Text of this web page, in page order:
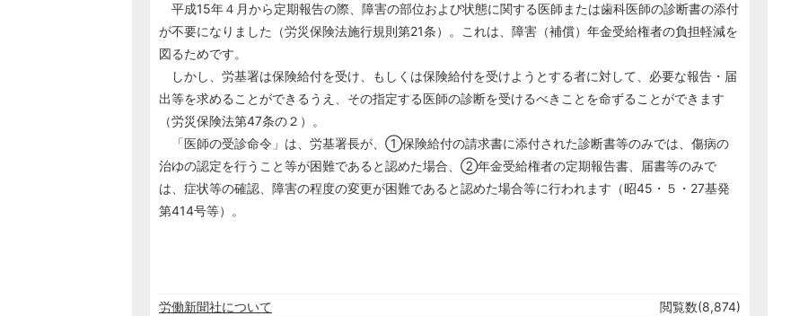
平成15年４月から定期報告の際、障害の部位および状態に関する医師または歯科医師の診断書の添付
が不要になりました（労災保険法施行規則第21条）。これは、障害（補償）年金受給権者の負担軽減を
図るためです。
しかし、労基署は保険給付を受け、もしくは保険給付を受けようとする者に対して、必要な報告・届
出等を求めることができるうえ、その指定する医師の診断を受けるべきことを命ずることができます
（労災保険法第47条の２）。
「医師の受診命令」は、労基署長が、①保険給付の請求書に添付された診断書等のみでは、傷病の
治ゆの認定を行うこと等が困難であると認めた場合、②年金受給権者の定期報告書、届書等のみで
は、症状等の確認、障害の程度の変更が困難であると認めた場合等に行われます（昭45・５・27基発
第414号等）。
労働新聞社について 閲覧数(8,874)